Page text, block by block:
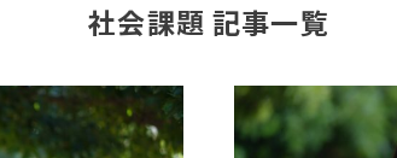
社会課題 記事一覧